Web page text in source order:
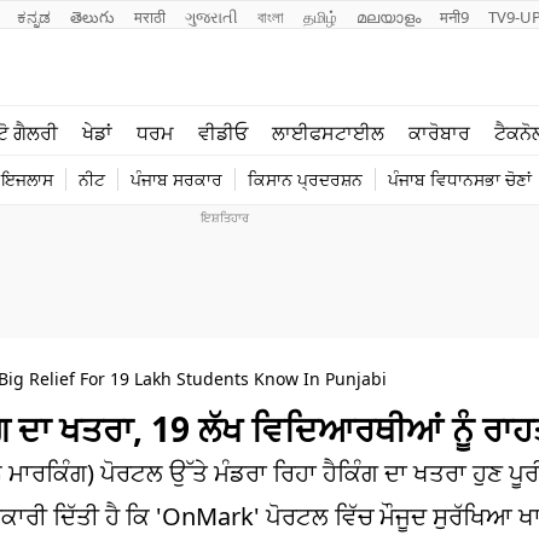
ಕನ್ನಡ తెలుగు मराठी ગુજરાતી বাংলা தமிழ் മലയാളം मनी9 TV9-
ਗੈਲਰੀ ਖੇਡਾਂ ਧਰਮ ਵੀਡੀਓ ਲਾਈਫਸਟਾਈਲ ਕਾਰੋਬਾਰ
ਨੀਟ ਪੰਜਾਬ ਸਰਕਾਰ ਕਿਸਾਨ ਪ੍ਰਦਰਸ਼ਨ ਪੰਜਾਬ ਵਿਧਾਨਸਭਾ ਚੋਣਾਂ
ਪੰਜਾਬ
ਟੈਕਨੋਲਜੀ
Relief For 19 Lakh Students Know In Punjabi
ਖਤਰਾ, 19 ਲੱਖ ਵਿਦਿਆਰਥੀਆਂ ਨੂੰ
ਪੋਰਟਲ ਉੱਤੇ ਮੰਡਰਾ ਰਿਹਾ ਹੈਕਿੰਗ ਦਾ ਖਤਰਾ ਹੁਣ
ਦਿੱਤੀ ਹੈ ਕਿ 'OnMark' ਪੋਰਟਲ ਵਿੱਚ ਮੌਜੂਦ ਸੁਰੱਖਿਆ